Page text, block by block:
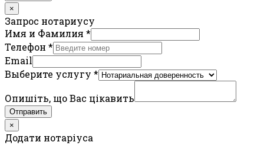
×
Запрос нотариусу
Имя и Фамилия *
Телефон *
Email
Выберите услугу *
Опишіть, що Вас цікавить
Отправить
×
Додати нотаріуса